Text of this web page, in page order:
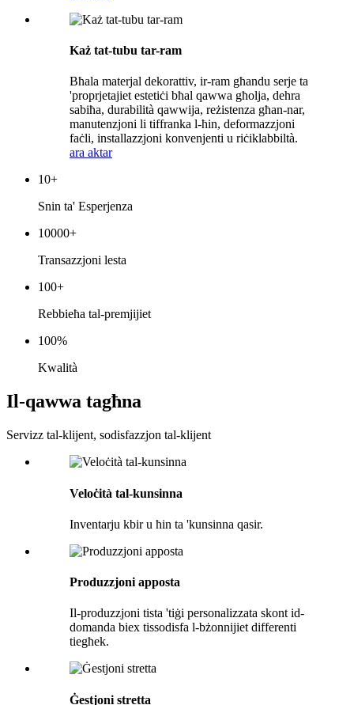
Każ tat-tubu tar-ram
Bħala materjal dekorattiv, ir-ram għandu serje ta
'proprjetajiet estetiċi bħal qawwa għolja, dehra
sabiħa, durabilità qawwija, reżistenza għan-nar,
manutenzjoni li tiffranka l-ħin, deformazzjoni
faċli, installazzjoni konvenjenti u riċiklabbiltà.
ara aktar
10+
Snin ta' Esperjenza
10000+
Transazzjoni lesta
100+
Rebbieħa tal-premjijiet
100%
Kwalità
Il-qawwa tagħna
Servizz tal-klijent, sodisfazzjon tal-klijent
Veloċità tal-kunsinna
Inventarju kbir u ħin ta 'kunsinna qasir.
Produzzjoni apposta
Il-produzzjoni tista 'tiġi personalizzata skont id-
domanda biex tissodisfa l-bżonnijiet differenti
tiegħek.
Ġestjoni stretta